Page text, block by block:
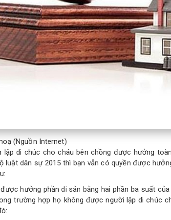
(Nguồn Internet)
lập di chúc cho cháu bên chồng được hưởng
luật dân sự 2015 thì bạn vẫn có quyền được
hưởng phần di sản bằng hai phần ba suất
trường hợp họ không được người lập di chúc